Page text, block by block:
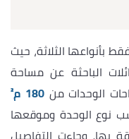
الفيلات فقط بأنواعها الثلاثة، حيث
الباحثة عن مساحة
الوحدات من180 م²
نوع الوحدة وموقعها